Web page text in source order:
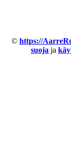
© https://
suoja ja